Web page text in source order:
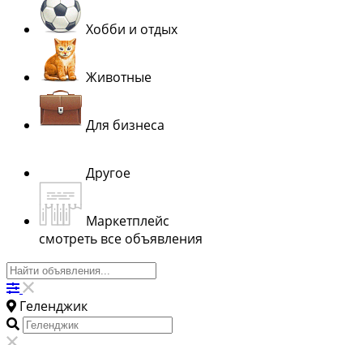
Хобби и отдых
Животные
Для бизнеса
Другое
Маркетплейс
смотреть все объявления
Геленджик